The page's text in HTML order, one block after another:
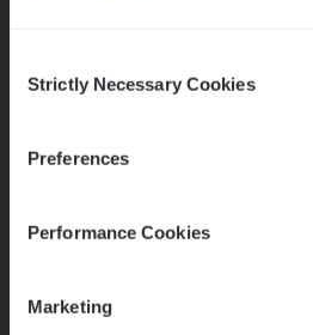
Selection
Strictly Necessary Cookies
Preferences
Performance Cookies
Marketing
humor
werk